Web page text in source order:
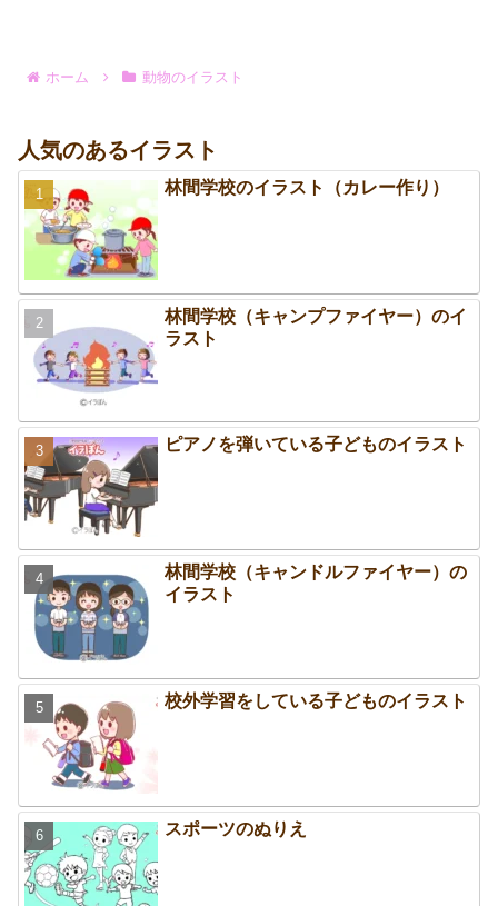
ホーム 動物のイラスト
人気のあるイラスト
林間学校のイラスト（カレー作り）
林間学校（キャンプファイヤー）のイ
ラスト
ピアノを弾いている子どものイラスト
林間学校（キャンドルファイヤー）の
イラスト
校外学習をしている子どものイラスト
スポーツのぬりえ